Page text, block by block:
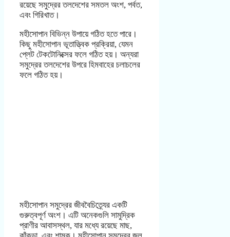
রয়েছে সমুদ্রের তলদেশের সমতল অংশ, পর্বত,
এবং গিরিখাত।
মহীসোপান বিভিন্ন উপায়ে গঠিত হতে পারে।
কিছু মহীসোপান ভূতাত্ত্বিক প্রক্রিয়া, যেমন
প্লেট টেকটোনিক্সের ফলে গঠিত হয়। অন্যরা
সমুদ্রের তলদেশের উপরে হিমবাহের চলাচলের
ফলে গঠিত হয়।
মহীসোপান সমুদ্রের জীববৈচিত্র্যের একটি
গুরুত্বপূর্ণ অংশ। এটি অনেকগুলি সামুদ্রিক
প্রাণীর আবাসস্থল, যার মধ্যে রয়েছে মাছ,